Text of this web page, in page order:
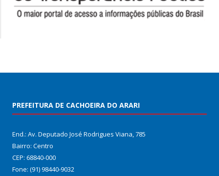
PREFEITURA DE CACHOEIRA DO ARARI
End.: Av. Deputado José Rodrigues Viana, 785
Bairro: Centro
CEP: 68840-000
Fone: (91) 98440-9032